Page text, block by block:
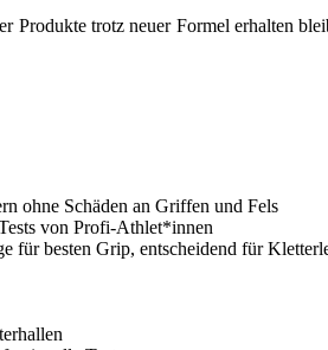
Produkte trotz neuer Formel erhalten
ohne Schäden an Griffen und Fels
von Profi-Athlet*innen
für besten Grip, entscheidend für